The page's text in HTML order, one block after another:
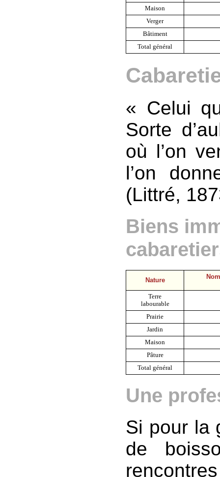
Maison
Verger
Bâtiment
Total général
« Celui
Sorte
où l’on
l’on
(Littré,
Biens
Nature
Terre
labourable
Prairie
Jardin
Maison
Pâture
Total général
Une
Si pour la
de